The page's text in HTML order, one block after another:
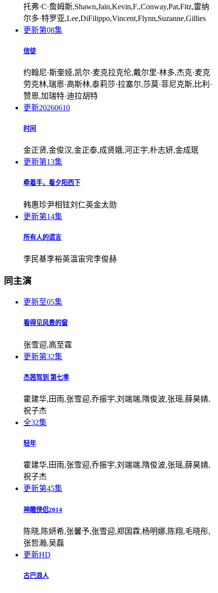
托弗·C·詹姆斯,Shawn,Jain,Kevin,F.,Conway,Pat,Fitz,雷纳
尔多·特罗亚,Lee,DiFilippo,Vincent,Flynn,Suzanne,Gillies
更新第08集
信徒
约翰尼·斯奎娅,凯尔·麦克拉克伦,戴尔里·林多,杰克·麦克
劳克林,瑞恩·高斯林,泰莉莎·拉塞尔,莎莫·菲尼克斯,比利·
赞恩,加瑞特·迪拉胡特
更新20260610
时间
金正贤,金俊汉,金正泰,成贤娥,河正宇,朴志妍,金成珉
更新第13集
牵着手，看夕阳西下
韩惠珍尹相铉刘仁英金太勋
更新第14集
所有人的谎言
李民基李裕英温宙完李俊赫
同主演
更新至05集
看得见风景的窗
张雪迎,高至霆
更新第32集
杰茜驾到 第七季
霍建华,田雨,张雪迎,乔振宇,刘端端,隋俊波,张瑶,薛昊婧,
祝子杰
全32集
轻年
霍建华,田雨,张雪迎,乔振宇,刘端端,隋俊波,张瑶,薛昊婧,
祝子杰
更新第45集
神雕侠侣2014
陈晓,陈妍希,张馨予,张雪迎,郑国霖,杨明娜,陈翔,毛晓彤,
张哲瀚,吴磊
更新HD
古巴浪人